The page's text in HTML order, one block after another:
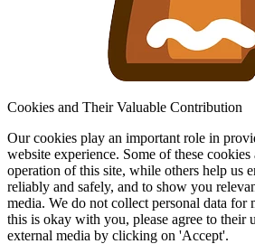
Cookies and Their Valuable Contribution
Our cookies play an important role in
website experience. Some of these cookies
operation of this site, while others help us
reliably and safely, and to show you
media. We do not collect personal data for
this is okay with you, please agree to their
external media by clicking on 'Accept'.